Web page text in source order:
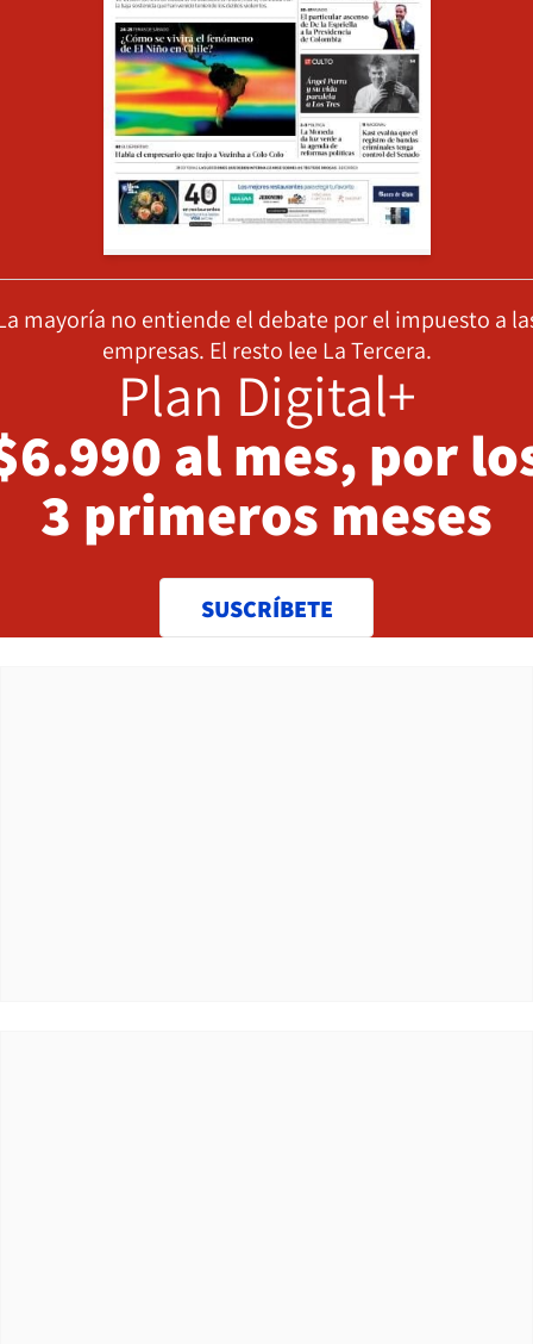
mayoría no entiende el debate por el impuesto a
empresas. El resto lee La Tercera.
Plan Digital+
al mes, por
3 primeros meses
SUSCRÍBETE